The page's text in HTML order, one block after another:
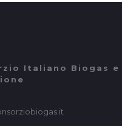
Italiano Biogas e